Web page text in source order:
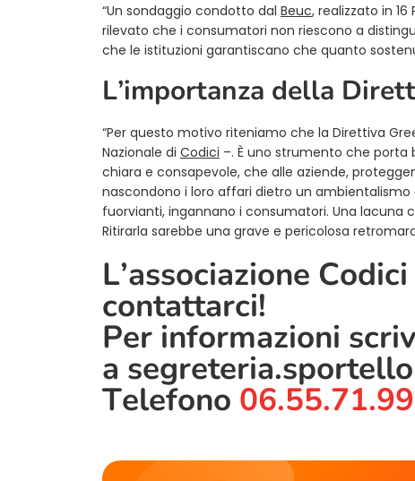
“Un sondaggio condotto dal Beuc, realizzato in
rilevato che i consumatori non riescono a
che le istituzioni garantiscano che quanto
L’importanza della
“Per questo motivo riteniamo che la Direttiva
Nazionale di Codici –. È uno strumento che
chiara e consapevole, che alle aziende,
nascondono i loro affari dietro un
fuorvianti, ingannano i consumatori. Una
Ritirarla sarebbe una grave e pericolosa
L’associazione
contattarci!
Per informazioni
a
Telefono